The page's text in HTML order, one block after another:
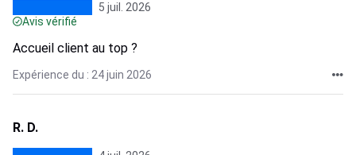
5 juil. 2026
Avis vérifié
Accueil client au top ?
Expérience du : 24 juin 2026
R. D.